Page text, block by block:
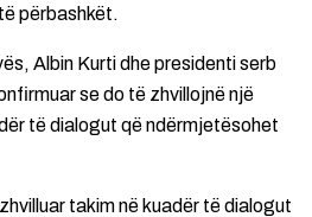
përbashkët.
Albin Kurti dhe presidenti serb
se do të zhvillojnë një
të dialogut që ndërmjetësohet
takim në kuadër të dialogut